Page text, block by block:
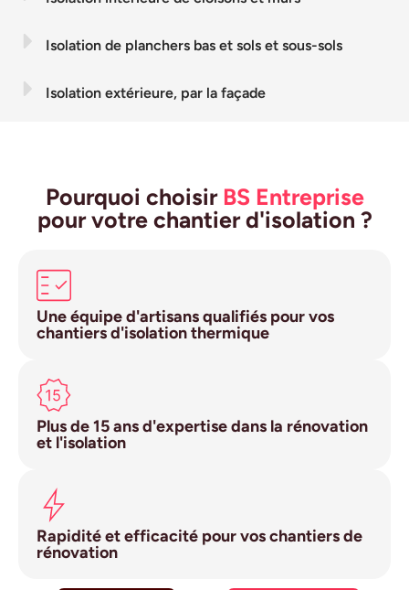
Isolation de planchers bas et sols et sous-sols
Isolation extérieure, par la façade
Pourquoi choisir BS Entreprise
pour votre chantier d'isolation ?
Une équipe d'artisans qualifiés pour vos
chantiers d'isolation thermique
Plus de 15 ans d'expertise dans la rénovation
et l'isolation
Rapidité et efficacité pour vos chantiers de
rénovation